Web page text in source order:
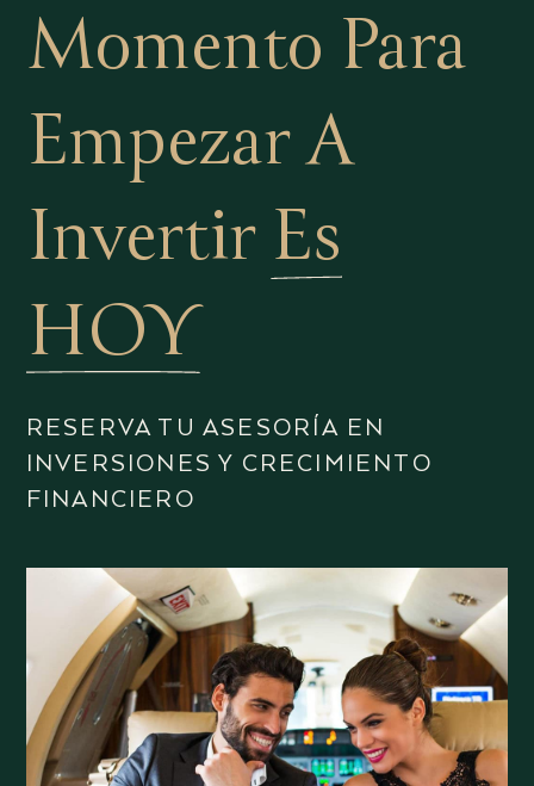
Momento Para
Empezar A
Invertir Es
HOY
RESERVA TU ASESORÍA EN
INVERSIONES Y CRECIMIENTO
FINANCIERO